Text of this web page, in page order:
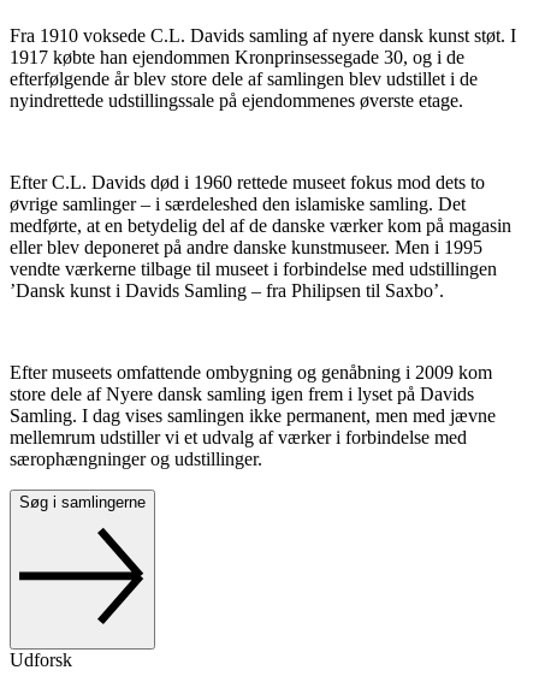
Fra 1910 voksede C.L. Davids samling af nyere dansk kunst støt. I
1917 købte han ejendommen Kronprinsessegade 30, og i de
efterfølgende år blev store dele af samlingen blev udstillet i de
nyindrettede udstillingssale på ejendommenes øverste etage.
Efter C.L. Davids død i 1960 rettede museet fokus mod dets to
øvrige samlinger – i særdeleshed den islamiske samling. Det
medførte, at en betydelig del af de danske værker kom på magasin
eller blev deponeret på andre danske kunstmuseer. Men i 1995
vendte værkerne tilbage til museet i forbindelse med udstillingen
’Dansk kunst i Davids Samling – fra Philipsen til Saxbo’.
Efter museets omfattende ombygning og genåbning i 2009 kom
store dele af Nyere dansk samling igen frem i lyset på Davids
Samling. I dag vises samlingen ikke permanent, men med jævne
mellemrum udstiller vi et udvalg af værker i forbindelse med
særophængninger og udstillinger.
Søg i samlingerne
Udforsk